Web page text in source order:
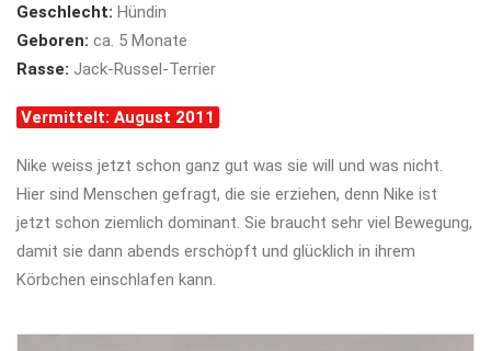
Geschlecht: Hündin
Geboren: ca. 5 Monate
Rasse: Jack-Russel-Terrier
Vermittelt: August 2011
Nike weiss jetzt schon ganz gut was sie will und was nicht.
Hier sind Menschen gefragt, die sie erziehen, denn Nike ist
jetzt schon ziemlich dominant. Sie braucht sehr viel Bewegung,
damit sie dann abends erschöpft und glücklich in ihrem
Körbchen einschlafen kann.